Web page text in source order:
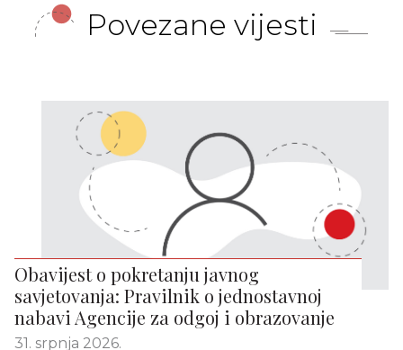
Povezane vijesti
Obavijest o pokretanju javnog
savjetovanja: Pravilnik o jednostavnoj
nabavi Agencije za odgoj i obrazovanje
31. srpnja 2026.